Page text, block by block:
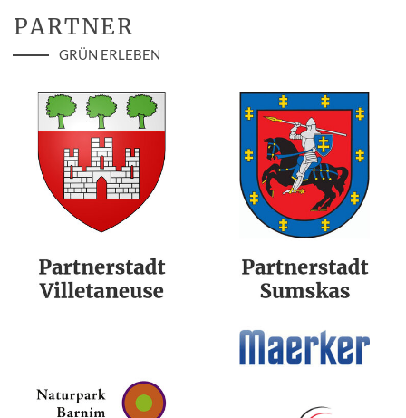
PARTNER
GRÜN ERLEBEN